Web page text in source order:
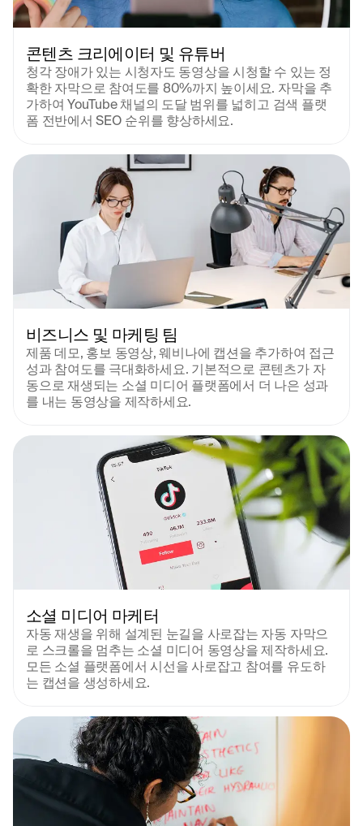
콘텐츠 크리에이터 및 유튜버
청각 장애가 있는 시청자도 동영상을 시청할 수 있는 정
확한 자막으로 참여도를 80%까지 높이세요. 자막을 추
가하여 YouTube 채널의 도달 범위를 넓히고 검색 플랫
폼 전반에서 SEO 순위를 향상하세요.
비즈니스 및 마케팅 팀
제품 데모, 홍보 동영상, 웨비나에 캡션을 추가하여 접근
성과 참여도를 극대화하세요. 기본적으로 콘텐츠가 자
동으로 재생되는 소셜 미디어 플랫폼에서 더 나은 성과
를 내는 동영상을 제작하세요.
소셜 미디어 마케터
자동 재생을 위해 설계된 눈길을 사로잡는 자동 자막으
로 스크롤을 멈추는 소셜 미디어 동영상을 제작하세요.
모든 소셜 플랫폼에서 시선을 사로잡고 참여를 유도하
는 캡션을 생성하세요.